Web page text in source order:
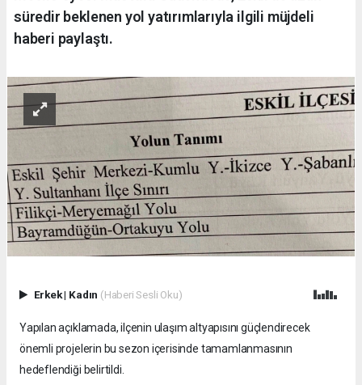
süredir beklenen yol yatırımlarıyla ilgili müjdeli
haberi paylaştı.
Erkek| Kadın (Haberi Sesli Oku)
Yapılan açıklamada, ilçenin ulaşım altyapısını güçlendirecek
önemli projelerin bu sezon içerisinde tamamlanmasının
hedeflendiği belirtildi.